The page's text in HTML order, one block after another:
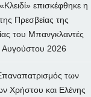
επισκέφθηκε η
Πρεσβείας της
του Μπανγκλαντές
Αυγούστου 2026
των
Χρήστου και Ελένης